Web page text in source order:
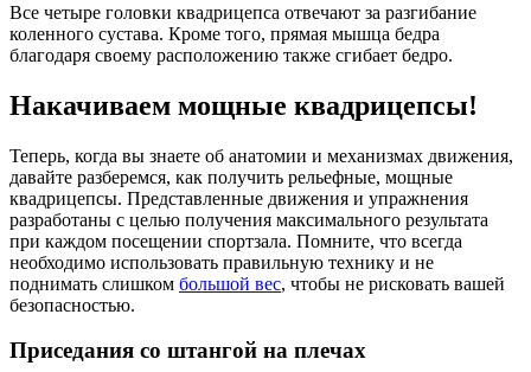
Все четыре головки квадрицепса отвечают за разгибание
коленного сустава. Кроме того, прямая мышца бедра
благодаря своему расположению также сгибает бедро.
Накачиваем мощные квадрицепсы!
Теперь, когда вы знаете об анатомии и механизмах движения,
давайте разберемся, как получить рельефные, мощные
квадрицепсы. Представленные движения и упражнения
разработаны с целью получения максимального результата
при каждом посещении спортзала. Помните, что всегда
необходимо использовать правильную технику и не
поднимать слишком большой вес, чтобы не рисковать вашей
безопасностью.
Приседания со штангой на плечах